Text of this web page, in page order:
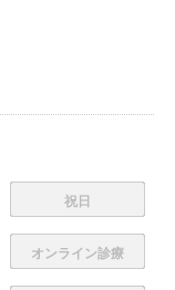
祝日
オンライン診療